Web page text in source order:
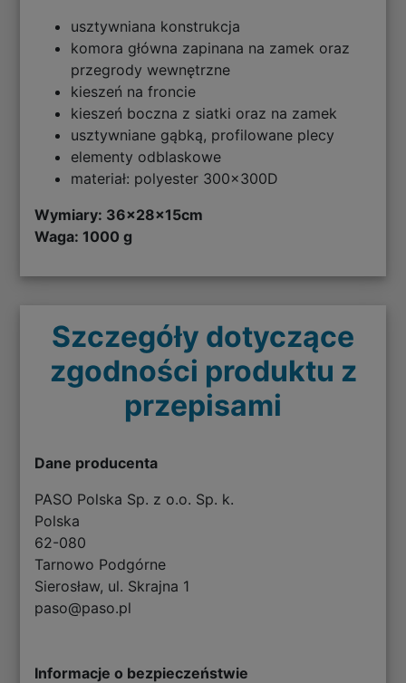
usztywniana konstrukcja
komora główna zapinana na zamek oraz
przegrody wewnętrzne
kieszeń na froncie
kieszeń boczna z siatki oraz na zamek
usztywniane gąbką, profilowane plecy
elementy odblaskowe
materiał: polyester 300x300D
Wymiary: 36x28x15cm
Waga: 1000 g
Szczegóły dotyczące
zgodności produktu z
przepisami
Dane producenta
PASO Polska Sp. z o.o. Sp. k.
Polska
62-080
Tarnowo Podgórne
Sierosław, ul. Skrajna 1
paso@paso.pl
Informacje o bezpieczeństwie